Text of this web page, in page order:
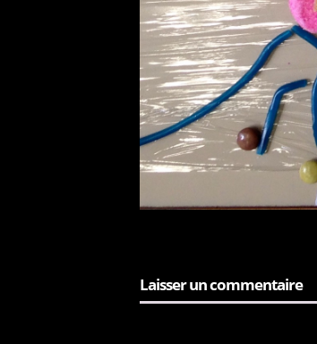
Laisser un commentaire